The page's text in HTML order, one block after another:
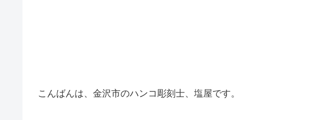
こんばんは、金沢市のハンコ彫刻士、塩屋です。